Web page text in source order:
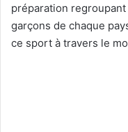
préparation
garçons de chaque
ce sport à travers le